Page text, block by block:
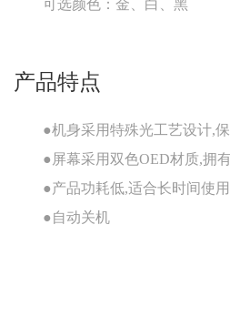
可选颜色：金、白、黑
产品特点
●机身采用特殊光工艺设计,
●屏幕采用双色OED材质,拥
●产品功耗低,适合长时间使
●自动关机